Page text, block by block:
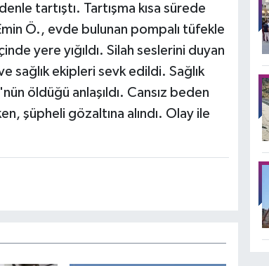
tartıştı. Tartışma kısa sürede
Ö., evde bulunan pompalı tüfekle
yere yığıldı. Silah seslerini duyan
sağlık ekipleri sevk edildi. Sağlık
öldüğü anlaşıldı. Cansız beden
şüpheli gözaltına alındı. Olay ile